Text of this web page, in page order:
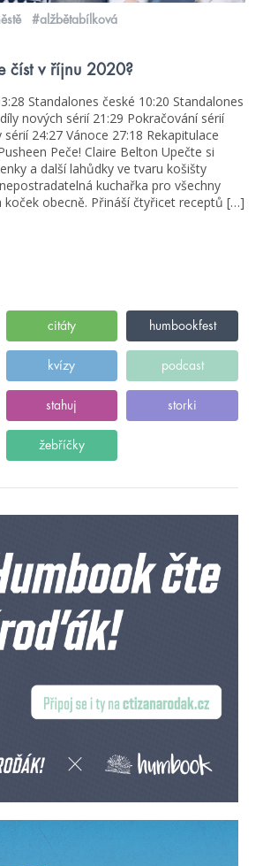
#alžbětabílková
číst v říjnu 2020?
Standalones české 10:20 Standalones
nových sérií 21:29 Pokračování sérií
24:27 Vánoce 27:18 Rekapitulace
Peče! Claire Belton Upečte si
a další lahůdky ve tvaru košišty
kuchařka pro všechny
koček obecně. Přináší čtyřicet receptů […]
citáty humbookfest
kvízy podcast
stahuj storki
žebříčky